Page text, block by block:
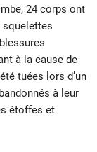
24 corps ont
squelettes
à la cause de
tuées lors d’un
à leur
étoffes et